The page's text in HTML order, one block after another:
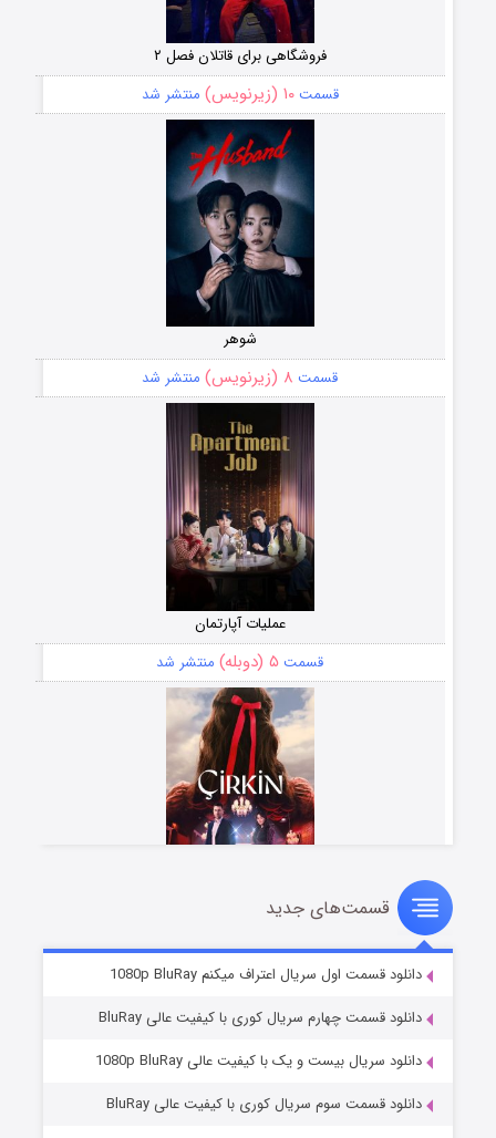
فروشگاهی برای قاتلان فصل ۲
قسمت۱۰ (زیرنویس) منتشر شد
شوهر
قسمت ۸ (زیرنویس) منتشر شد
عملیات آپارتمان
قسمت ۵ (دوبله) منتشر شد
سریال زشت
قسمت۲ (زیرنویس) منتشر شد
قسمت‌های جدید
دانلود قسمت اول سریال اعتراف میکنم 1080p BluRay
دانلود قسمت چهارم سریال کوری با کیفیت عالی BluRay
دانلود سریال بیست و یک با کیفیت عالی 1080p BluRay
دانلود قسمت سوم سریال کوری با کیفیت عالی BluRay